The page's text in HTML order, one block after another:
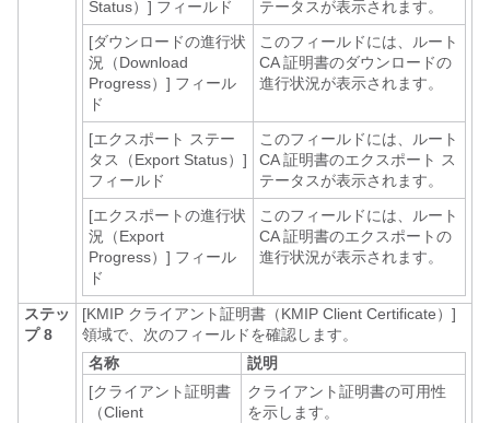
Status）] フィールド
テータスが表示されます。
[ダウンロードの進行状
況（Download
Progress）] フィール
ド
このフィールドには、ルート
CA 証明書のダウンロードの
進行状況が表示されます。
[エクスポート ステー
タス（Export Status）]
フィールド
このフィールドには、ルート
CA 証明書のエクスポート ス
テータスが表示されます。
[エクスポートの進行状
況（Export
Progress）] フィール
ド
このフィールドには、ルート
CA 証明書のエクスポートの
進行状況が表示されます。
ステッ
プ 8
[KMIP クライアント証明書（KMIP Client Certificate）]
領域で、次のフィールドを確認します。
名称
説明
[クライアント証明書
（Client
クライアント証明書の可用性
を示します。